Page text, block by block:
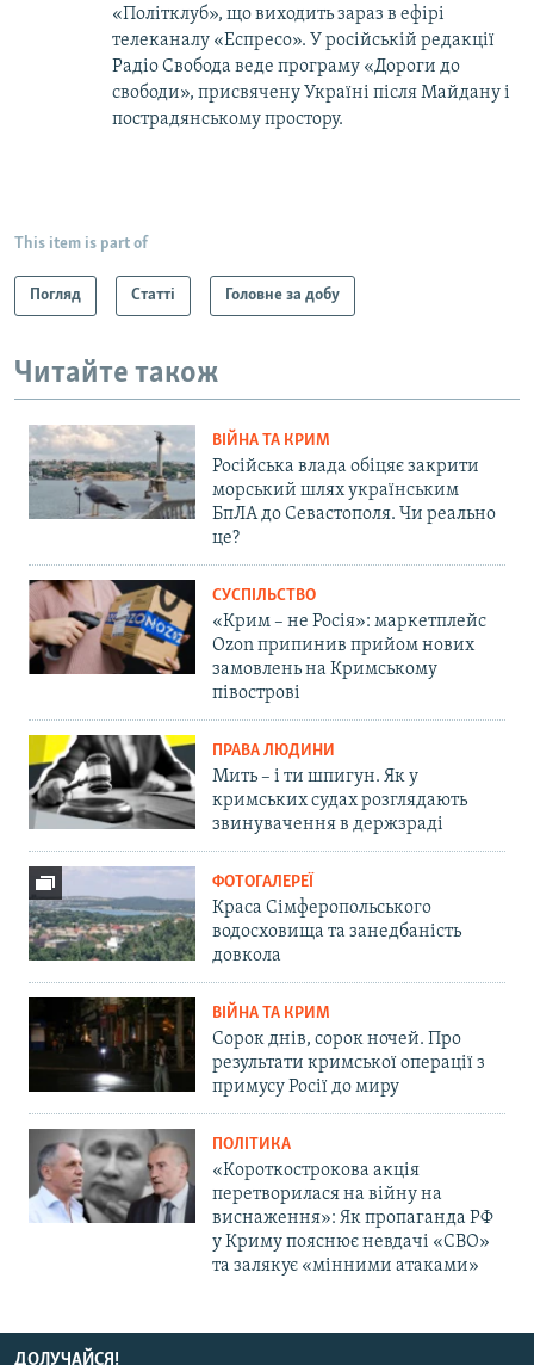
«Політклуб», що виходить зараз в ефірі
телеканалу «Еспресо». У російській редакції
Радіо Свобода веде програму «Дороги до
свободи», присвячену Україні після Майдану і
пострадянському простору.
This item is part of
Погляд Статті Головне за добу
Читайте також
ВІЙНА ТА КРИМ
Російська влада обіцяє закрити
морський шлях українським
БпЛА до Севастополя. Чи реально
це?
СУСПІЛЬСТВО
«Крим – не Росія»: маркетплейс
Ozon припинив прийом нових
замовлень на Кримському
півострові
ПРАВА ЛЮДИНИ
Мить – і ти шпигун. Як у
кримських судах розглядають
звинувачення в держзраді
ФОТОГАЛЕРЕЇ
Краса Сімферопольського
водосховища та занедбаність
довкола
ВІЙНА ТА КРИМ
Сорок днів, сорок ночей. Про
результати кримської операції з
примусу Росії до миру
ПОЛІТИКА
«Короткострокова акція
перетворилася на війну на
виснаження»: Як пропаганда РФ
у Криму пояснює невдачі «СВО»
та залякує «мінними атаками»
ДОЛУЧАЙСЯ!